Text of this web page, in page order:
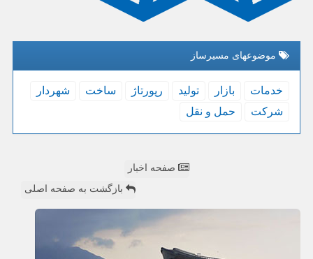
موضوعهای مسیرساز
خدمات بازار تولید رپورتاژ ساخت
شهردار
شركت
حمل و نقل
صفحه اخبار
بازگشت به صفحه اصلی